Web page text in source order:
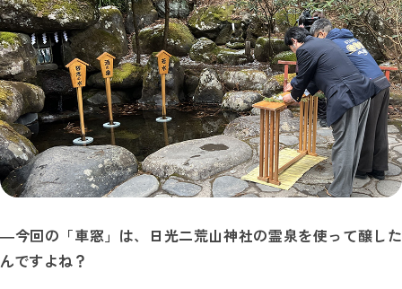
―今回の「車窓」は、日光二荒山神社の霊泉を使って醸した
んですよね？